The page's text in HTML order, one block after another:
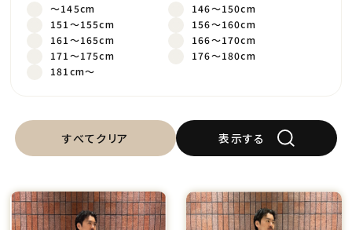
～145cm
146～150cm
151～155cm
156～160cm
161～165cm
166～170cm
171～175cm
176～180cm
181cm～
すべてクリア 表示する